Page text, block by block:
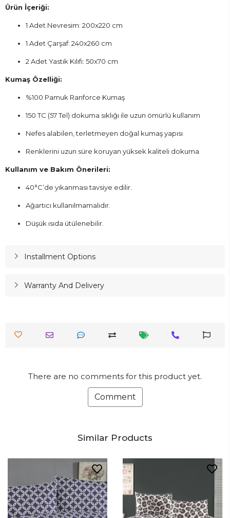
Ürün İçeriği:
1 Adet Nevresim: 200x220 cm
1 Adet Çarşaf: 240x260 cm
2 Adet Yastık Kılıfı: 50x70 cm
Kumaş Özelliği:
%100 Pamuk Ranforce Kumaş
150 TC (57 Tel) dokuma sıklığı ile uzun ömürlü kullanım
Nefes alabilen, terletmeyen doğal kumaş yapısı
Renklerini uzun süre koruyan yüksek kaliteli dokuma
Kullanım ve Bakım Önerileri:
40°C’de yıkanması tavsiye edilir.
Ağartıcı kullanılmamalıdır.
Düşük ısıda ütülenebilir.
Installment Options
Warranty And Delivery
There are no comments for this product yet.
Comment
Similar Products